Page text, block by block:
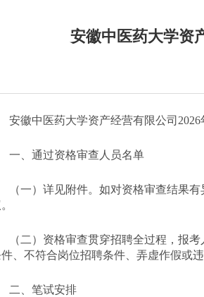
安徽中医药大学资
安徽中医药大学资产经营有限公司
一、通过资格审查人员名单
（一）详见附件。如对资格审查结果
（二）资格审查贯穿招聘全过程，报
、不符合岗位招聘条件、弄虚作假或
二、笔试安排